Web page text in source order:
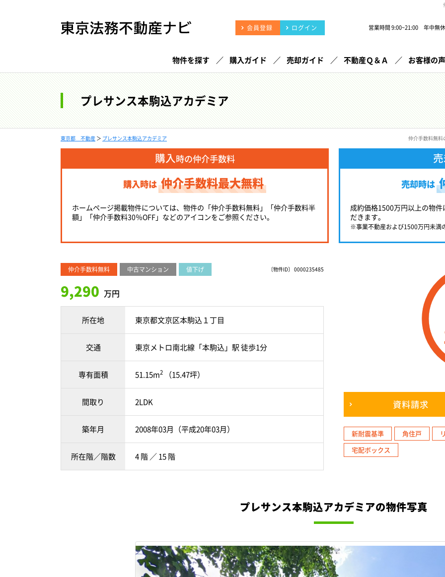
会員登録 ログイン 営業時間 9:00~21:00 年中無休
物件を探す 購入ガイド 売却ガイド 不動産Ｑ＆Ａ お客様の声
プレサンス本駒込アカデミア
東京都 不動産 ＞ プレサンス本駒込アカデミア 仲介手数料無料
購入時の仲介手数料
購入時は 仲介手数料最大無料
ホームページ掲載物件については、物件の「仲介手数料無料」「仲介手数料半
額」「仲介手数料30％OFF」などのアイコンをご参照ください。
売却時は
成約価格1500万円以上の物
だきます。
※事業不動産および1500万円未満
〔物件ID〕 0000235485
仲介手数料無料 中古マンション 値下げ
9,290 万円
所在地 東京都文京区本駒込１丁目
交通 東京メトロ南北線「本駒込」駅 徒歩1分
専有面積 51.15m2 （15.47坪）
間取り 2LDK
築年月 2008年03月（平成20年03月）
所在階／階数 4 階 ／ 15 階
資料請求
新耐震基準 角住戸
宅配ボックス
プレサンス本駒込アカデミアの物件写真